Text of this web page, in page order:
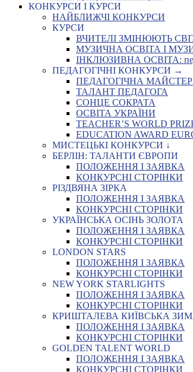
КОНКУРСИ І КУРСИ
НАЙБЛИЖЧІ КОНКУРСИ
КУРСИ
ВЧИТЕЛІ ЗМІНЮЮТЬ СВІТ:
МУЗИЧНА ОСВІТА І
ІНКЛЮЗИВНА ОСВІТА:
ПЕДАГОГІЧНІ КОНКУРСИ →
ПЕДАГОГІЧНА
ТАЛАНТ ПЕДАГОГА
СОНЦЕ СОКРАТА
ОСВІТА УКРАЇНИ
TEACHER’S WORLD
EDUCATION AWARD
МИСТЕЦЬКІ КОНКУРСИ ↓
БЕРЛІН: ТАЛАНТИ ЄВРОПИ
ПОЛОЖЕННЯ І ЗАЯВКА
КОНКУРСНІ СТОРІНКИ
РІЗДВЯНА ЗІРКА
ПОЛОЖЕННЯ І ЗАЯВКА
КОНКУРСНІ СТОРІНКИ
УКРАЇНСЬКА ОСІНЬ ЗОЛОТА
ПОЛОЖЕННЯ І ЗАЯВКА
КОНКУРСНІ СТОРІНКИ
LONDON STARS
ПОЛОЖЕННЯ І ЗАЯВКА
КОНКУРСНІ СТОРІНКИ
NEW YORK STARLIGHTS
ПОЛОЖЕННЯ І ЗАЯВКА
КОНКУРСНІ СТОРІНКИ
КРИШТАЛЕВА КИЇВСЬКА
ПОЛОЖЕННЯ І ЗАЯВКА
КОНКУРСНІ СТОРІНКИ
GOLDEN TALENT WORLD
ПОЛОЖЕННЯ І ЗАЯВКА
КОНКУРСНІ СТОРІНКИ